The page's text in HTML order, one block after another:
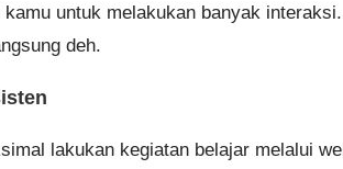
untuk melakukan banyak
deh.
lakukan kegiatan belajar melalui